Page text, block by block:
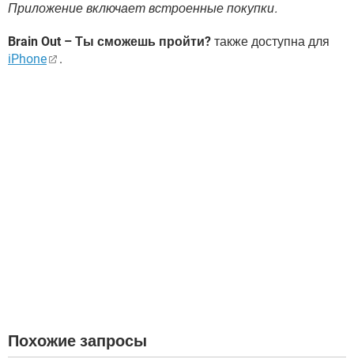
Приложение включает встроенные покупки.
Brain Out – Ты сможешь пройти? также доступна для
iPhone
.
Похожие запросы